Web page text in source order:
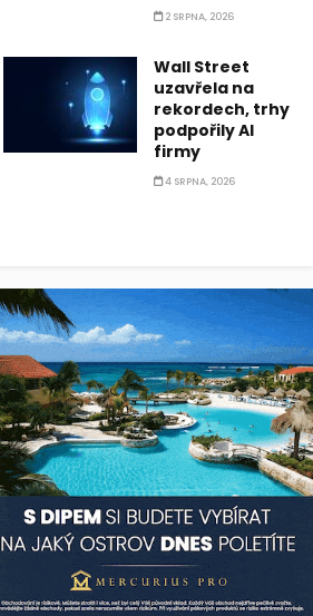
2 SRPNA, 2026
Wall Street
uzavřela na
rekordech, trhy
podpořily AI
firmy
4 SRPNA, 2026